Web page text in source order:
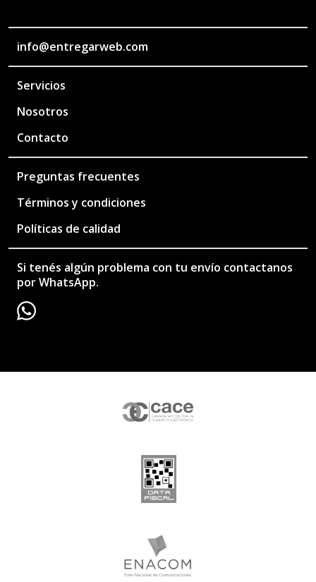
info@entregarweb.com
Servicios
Nosotros
Contacto
Preguntas frecuentes
Términos y condiciones
Políticas de calidad
Si tenés algún problema con tu envío contactanos
por WhatsApp.